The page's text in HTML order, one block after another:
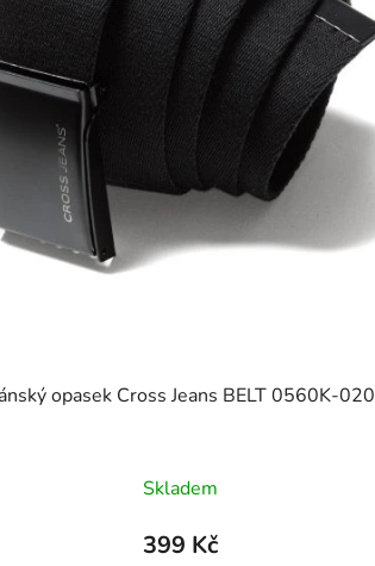
opasek Cross Jeans BELT 0560K-020
Skladem
399 Kč